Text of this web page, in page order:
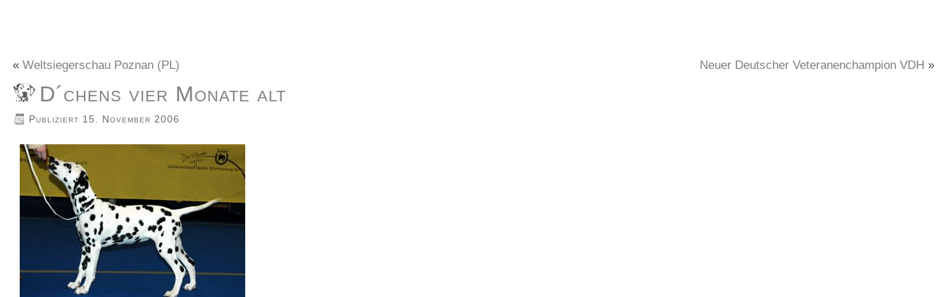
«Weltsiegerschau Poznan (PL) Neuer Deutscher Veteranenchampion VDH »
D´chens vier Monate alt
Publiziert 15. November 2006